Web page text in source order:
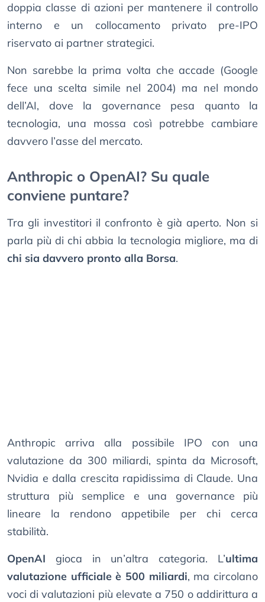
doppia classe di azioni per mantenere il controllo
interno e un collocamento privato pre-IPO
riservato ai partner strategici.
Non sarebbe la prima volta che accade (Google
fece una scelta simile nel 2004) ma nel mondo
dell’AI, dove la governance pesa quanto la
tecnologia, una mossa così potrebbe cambiare
davvero l’asse del mercato.
Anthropic o OpenAI? Su quale
conviene puntare?
Tra gli investitori il confronto è già aperto. Non si
parla più di chi abbia la tecnologia migliore, ma di
chi sia davvero pronto alla Borsa.
Anthropic arriva alla possibile IPO con una
valutazione da 300 miliardi, spinta da Microsoft,
Nvidia e dalla crescita rapidissima di Claude. Una
struttura più semplice e una governance più
lineare la rendono appetibile per chi cerca
stabilità.
OpenAI gioca in un’altra categoria. L’ultima
valutazione ufficiale è 500 miliardi, ma circolano
voci di valutazioni più elevate a 750 o addirittura a